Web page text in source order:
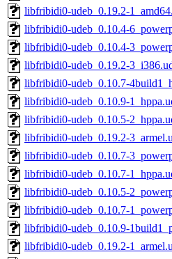
libfribidi0-udeb_0.19.2-
libfribidi0-udeb_0.10.4-
libfribidi0-udeb_0.10.4-
libfribidi0-udeb_0.19.2-
libfribidi0-udeb_0.10.7-
libfribidi0-udeb_0.10.9-
libfribidi0-udeb_0.10.5-
libfribidi0-udeb_0.19.2-
libfribidi0-udeb_0.10.7-
libfribidi0-udeb_0.10.7-
libfribidi0-udeb_0.10.5-
libfribidi0-udeb_0.10.7-
libfribidi0-udeb_0.10.9-
libfribidi0-udeb_0.19.2-